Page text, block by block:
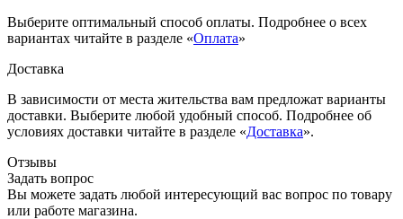
Выберите оптимальный способ оплаты. Подробнее о всех
вариантах читайте в разделе «Оплата»
Доставка
В зависимости от места жительства вам предложат варианты
доставки. Выберите любой удобный способ. Подробнее об
условиях доставки читайте в разделе «Доставка».
Отзывы
Задать вопрос
Вы можете задать любой интересующий вас вопрос по товару
или работе магазина.